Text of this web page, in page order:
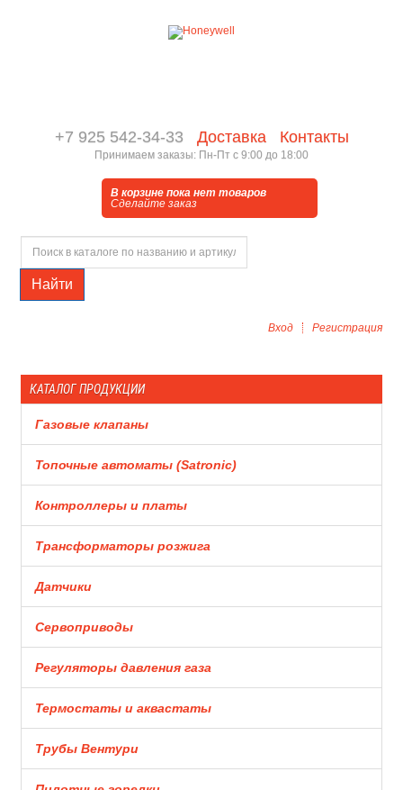
+7 925 542-34-33 Доставка Контакты
Принимаем заказы: Пн-Пт с 9:00 до 18:00
В корзине пока нет товаров
Сделайте заказ
Найти
Вход Регистрация
КАТАЛОГ ПРОДУКЦИИ
Газовые клапаны
Топочные автоматы (Satronic)
Контроллеры и платы
Трансформаторы розжига
Датчики
Сервоприводы
Регуляторы давления газа
Термостаты и аквастаты
Трубы Вентури